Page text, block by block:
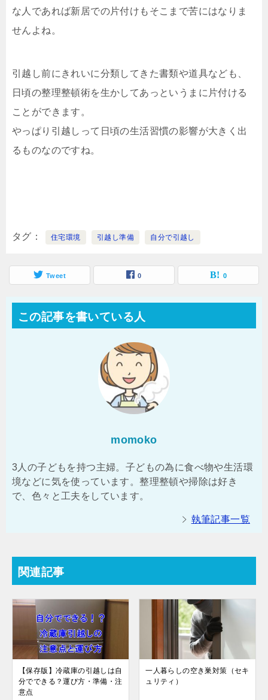
な人であれば新居での片付けもそこまで苦にはなりま
せんよね。
引越し前にきれいに分類してきた書類や道具なども、
日頃の整理整頓術を生かしてあっというまに片付ける
ことができます。
やっぱり引越しって日頃の生活習慣の影響が大きく出
るものなのですね。
タグ 住宅環境 引越し準備 自分で引越し
Tweet 0 0
この記事を書いている人
momoko
3人の子どもを持つ主婦。子どもの為に食べ物や生活環
境などに気を使っています。整理整頓や掃除は好き
で、色々と工夫をしています。
執筆記事一覧
関連記事
【保存版】冷蔵庫の引越しは自
分でできる？運び方・準備・注
意点
一人暮らしの空き巣対策（セキ
ュリティ）